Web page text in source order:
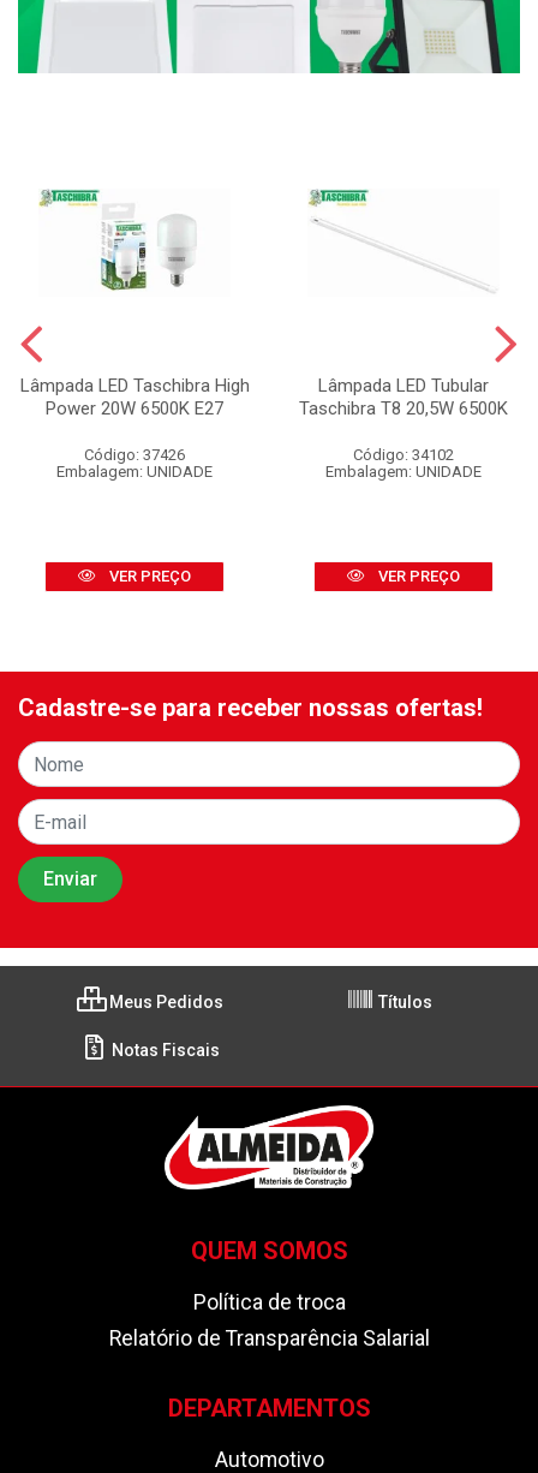
Lâmpada LED Taschibra High
Power 20W 6500K E27
Código: 37426
Embalagem: UNIDADE
VER PREÇO
Lâmpada LED Tubular
Taschibra T8 20,5W 6500K
Código: 34102
Embalagem: UNIDADE
VER PREÇO
Cadastre-se para receber nossas ofertas!
Meus Pedidos Títulos
Notas Fiscais
QUEM SOMOS
Política de troca
Relatório de Transparência Salarial
DEPARTAMENTOS
Automotivo